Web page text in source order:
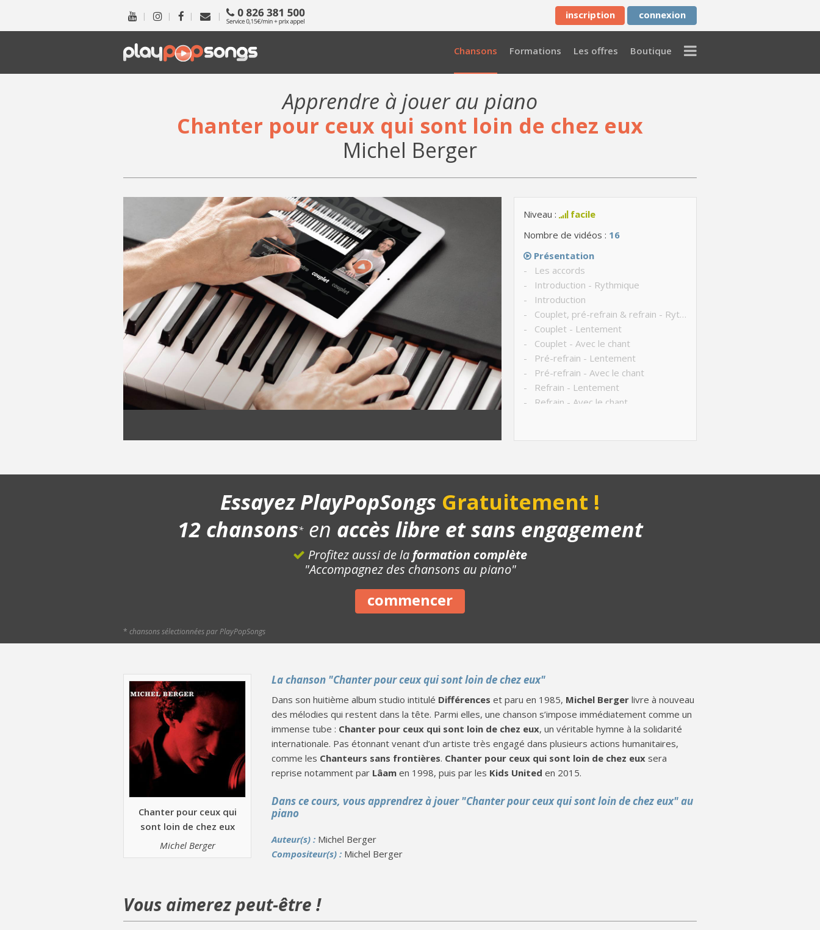
| | | | inscription connexion
Chansons Formations Les offres Boutique Menu
Apprendre à jouer au piano
Chanter pour ceux qui sont loin de chez eux
Michel Berger
Niveau :
facile
Nombre de vidéos : 16
Présentation
- Les accords
- Introduction - Rythmique
- Introduction
- Couplet, pré-refrain & refrain - Rythmique
- Couplet - Lentement
- Couplet - Avec le chant
- Pré-refrain - Lentement
- Pré-refrain - Avec le chant
- Refrain - Lentement
- Refrain - Avec le chant
- Bonus 2
Essayez PlayPopSongs Gratuitement !
12 chansons*en accès libre et sans engagement
Profitez aussi de la formation complète
"Accompagnez des chansons au piano"
commencer
* chansons sélectionnées par PlayPopSongs
Chanter pour ceux qui
sont loin de chez eux
Michel Berger
La chanson "Chanter pour ceux qui sont loin de chez eux"
Dans son huitième album studio intitulé Différences et paru en 1985, Michel Berger livre à nouveau
des mélodies qui restent dans la tête. Parmi elles, une chanson s’impose immédiatement comme un
immense tube : Chanter pour ceux qui sont loin de chez eux, un véritable hymne à la solidarité
internationale. Pas étonnant venant d’un artiste très engagé dans plusieurs actions humanitaires,
comme les Chanteurs sans frontières. Chanter pour ceux qui sont loin de chez eux sera
reprise notamment par Lâam en 1998, puis par les Kids United en 2015.
Dans ce cours, vous apprendrez à jouer "Chanter pour ceux qui sont loin de chez eux" au
piano
Auteur(s) : Michel Berger
Compositeur(s) : Michel Berger
Vous aimerez peut-être !